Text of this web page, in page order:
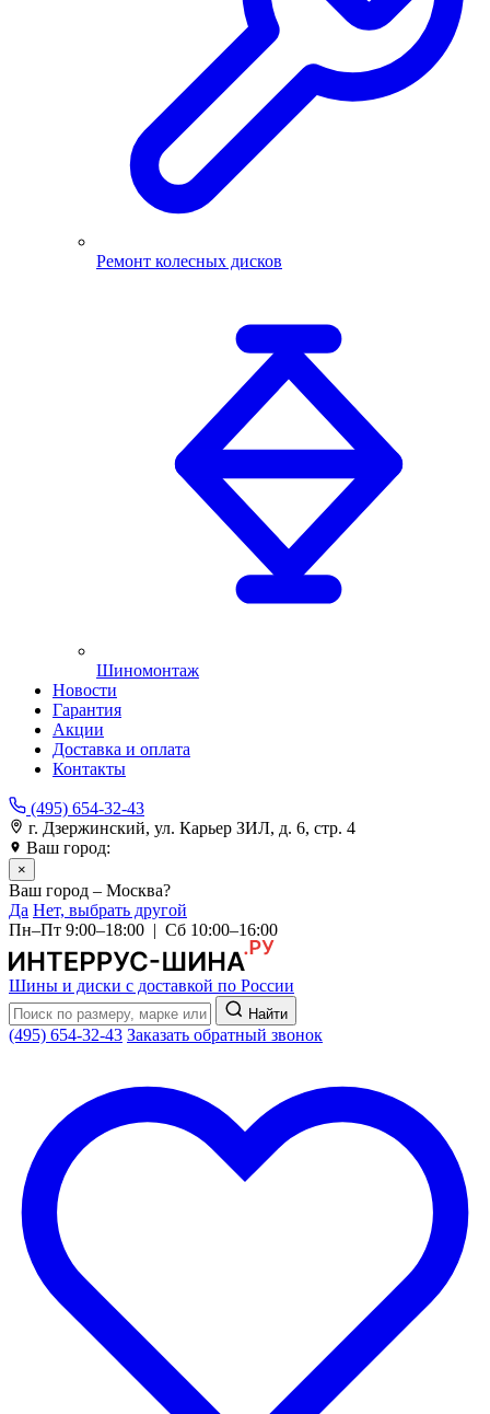
Ремонт колесных дисков
Шиномонтаж
Новости
Гарантия
Акции
Доставка и оплата
Контакты
(495) 654-32-43
г. Дзержинский, ул. Карьер ЗИЛ, д. 6, стр. 4
Ваш город:
×
Ваш город – Москва?
Да Нет, выбрать другой
Пн–Пт 9:00–18:00 | Сб 10:00–16:00
Шины и диски с доставкой по России
Найти
(495) 654-32-43 Заказать обратный звонок